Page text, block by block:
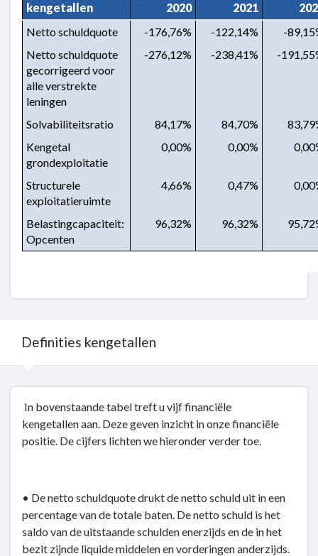
Weerstandsvermogen
Financiele
kengetallen
kengetallen
2020
2021
Netto schuldquote
-176,76% -122,14%
-
Netto schuldquote
gecorrigeerd voor
alle verstrekte
leningen
-276,12% -238,41% -
Solvabiliteitsratio 84,17% 84,70%
Kengetal
grondexploitatie
0,00% 0,00%
Structurele
exploitatieruimte
4,66% 0,47%
Belastingcapaciteit:
Opcenten
96,32% 96,32%
Definities kengetallen
navigatie
Definities
kengetallen
In bovenstaande tabel treft u vijf financiële
kengetallen aan. Deze geven inzicht in onze financiële
positie. De cijfers lichten we hieronder verder toe.
• De netto schuldquote drukt de netto schuld uit in een
percentage van de totale baten. De netto schuld is het
saldo van de uitstaande schulden enerzijds en de in het
bezit zijnde liquide middelen en vorderingen anderzijds.